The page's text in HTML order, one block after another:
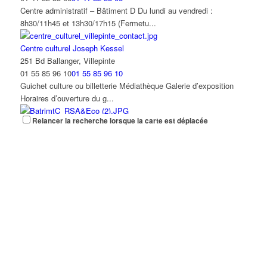
Centre administratif – Bâtiment D Du lundi au vendredi :
8h30/11h45 et 13h30/17h15 (Fermetu...
Centre culturel Joseph Kessel
251 Bd Ballanger, Villepinte
01 55 85 96 1001 55 85 96 10
Guichet culture ou billetterie Médiathèque Galerie d’exposition
Horaires d’ouverture du g...
Centre municipal de Prévention Santé
Relancer la recherche lorsque la carte est déplacée